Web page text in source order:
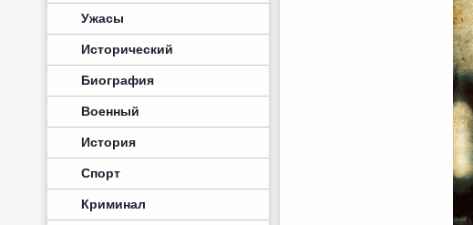
Ужасы
Исторический
Биография
Военный
История
Спорт
Криминал